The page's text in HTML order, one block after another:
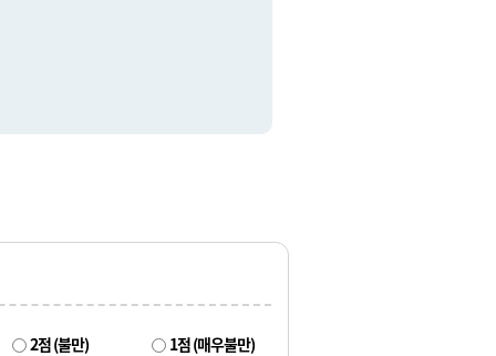
2점 (불만) 1점 (매우불만)